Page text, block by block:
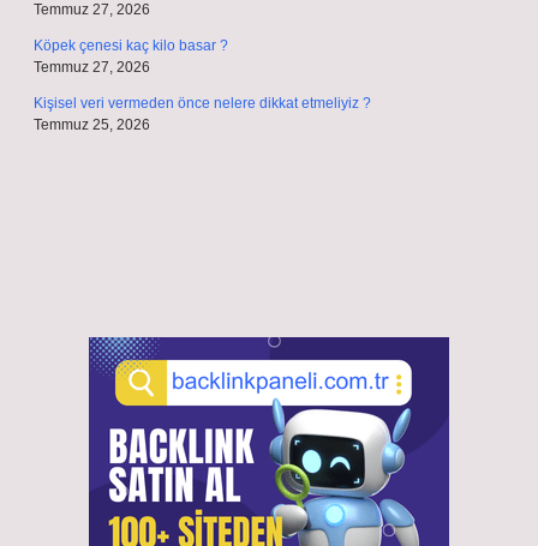
Temmuz 27, 2026
Köpek çenesi kaç kilo basar ?
Temmuz 27, 2026
Kişisel veri vermeden önce nelere dikkat etmeliyiz ?
Temmuz 25, 2026